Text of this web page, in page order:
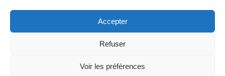
Accepter
Refuser
Voir les préférences
Le CSSMI autorise certaines intelligences artificielles contrôlées et